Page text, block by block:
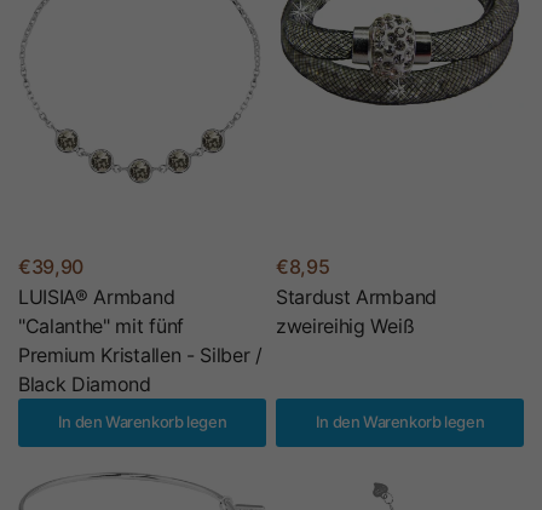
€39,90
LUISIA® Armband
"Calanthe" mit fünf
Premium Kristallen - Silber /
Black Diamond
In den Warenkorb legen
€8,95
Stardust Armband
zweireihig Weiß
In den Warenkorb legen